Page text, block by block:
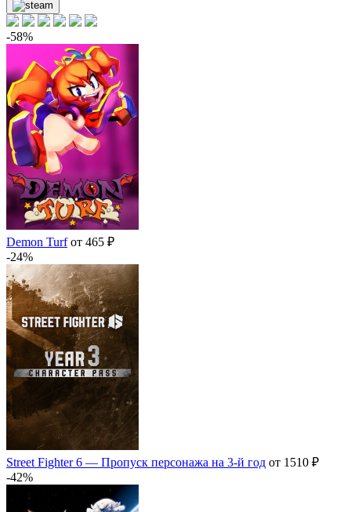
-58%
Demon Turfот 465 ₽
-24%
Street Fighter 6 — Пропуск персонажа на 3-й год от 1510 ₽
-42%